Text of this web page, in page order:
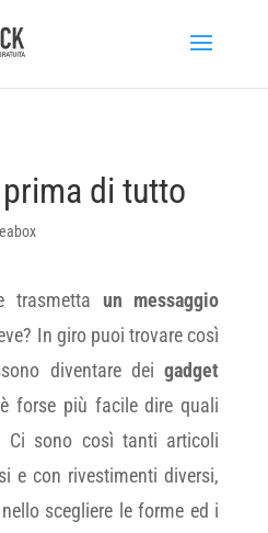
di tutto
trasmetta un messaggio
In giro puoi trovare così
diventare deigadget
forse più facile dire quali
Ci sono così tanti articoli
e con rivestimenti diversi,
scegliere le forme ed i